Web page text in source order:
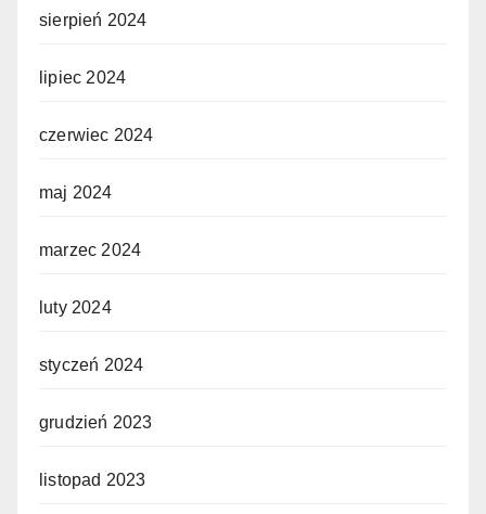
sierpień 2024
lipiec 2024
czerwiec 2024
maj 2024
marzec 2024
luty 2024
styczeń 2024
grudzień 2023
listopad 2023